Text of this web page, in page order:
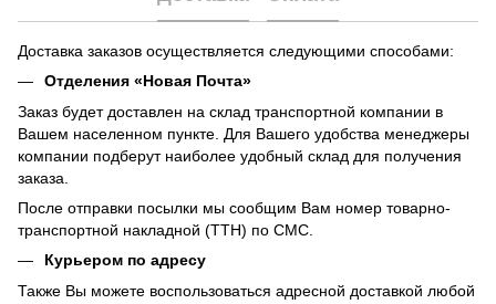
Доставка заказов осуществляется следующими способами:
Отделения «Новая Почта»
Заказ будет доставлен на склад транспортной компании в
Вашем населенном пункте. Для Вашего удобства менеджеры
компании подберут наиболее удобный склад для получения
заказа.
После отправки посылки мы сообщим Вам номер товарно-
транспортной накладной (ТТН) по СМС.
Курьером по адресу
Также Вы можете воспользоваться адресной доставкой любой